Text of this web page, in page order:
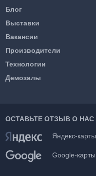
Блог
Выставки
Вакансии
Производители
Технологии
Демозалы
ОСТАВЬТЕ ОТЗЫВ О НАС
Яндекс-карты
Google-карты